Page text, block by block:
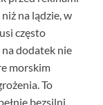
na lądzie, w
często
dodatek nie
morskim
To
bezsilni.